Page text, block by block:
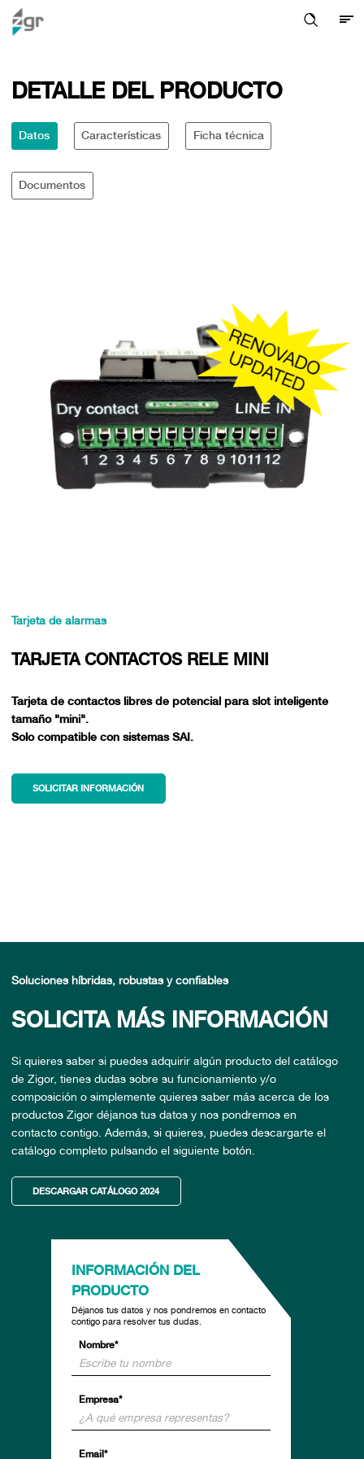
DETALLE DEL PRODUCTO
Datos Características Ficha técnica
Documentos
Tarjeta de alarmas
TARJETA CONTACTOS RELE MINI
Tarjeta de contactos libres de potencial para slot inteligente
tamaño "mini".
Solo compatible con sistemas SAI.
SOLICITAR INFORMACIÓN
Soluciones híbridas, robustas y confiables
SOLICITA MÁS INFORMACIÓN
Si quieres saber si puedes adquirir algún producto del catálogo
de Zigor, tienes dudas sobre su funcionamiento y/o
composición o simplemente quieres saber más acerca de los
productos Zigor déjanos tus datos y nos pondremos en
contacto contigo. Además, si quieres, puedes descargarte el
catálogo completo pulsando el siguiente botón.
DESCARGAR CATÁLOGO 2024
INFORMACIÓN DEL
PRODUCTO
Déjanos tus datos y nos pondremos en contacto
contigo para resolver tus dudas.
Nombre*
Empresa*
Email*